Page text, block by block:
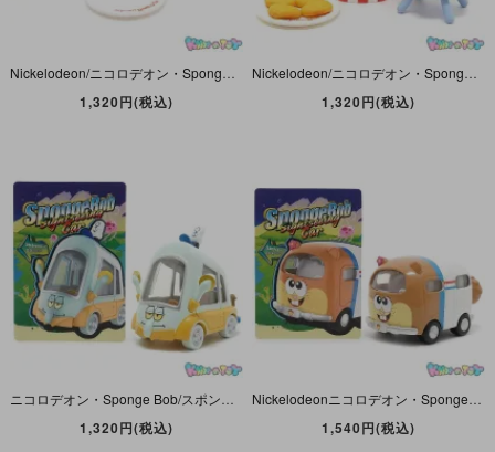
1,320円(税込) 1,320円(税込)
1,320円(税込) 1,540円(税込)